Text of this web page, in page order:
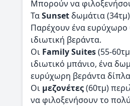
Μπορούν να
ΤαSunsetδωμάτια
Παρέχουν ένα ευρύχωρο
ιδιωτική βεράντα.
Οι Family Suites(55-
ιδιωτικό μπάνιο, ένα
ευρύχωρη βεράντα
Οι μεζονέτες(60τμ)
να φιλοξενήσουν το